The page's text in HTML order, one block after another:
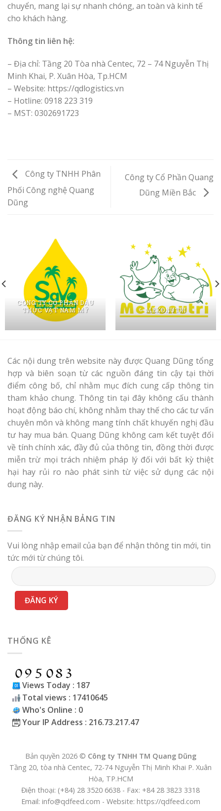
chuyển, mang lại sự nhanh chóng, an toàn và kinh tế
cho khách hàng.
Thông tin liên hệ:
– Địa chỉ: Tầng 20 Tòa nhà Centec, 72 – 74 Nguyễn Thị
Minh Khai, P. Xuân Hòa, Tp.HCM
– Website: https://qdlogistics.vn
– Hotline: 0918 223 319
– MST: 0302691723
Công ty TNHH Phân
Phối Công nghệ Quang
Dũng
Công ty Cổ Phần Quang
Dũng Miền Bắc
CÔNG TY CỔ PHẦN DẦU
THỰC VẬT NAM MỸ
MEKONUTRI
Các nội dung trên website này được Quang Dũng tổng
hợp và biên soạn từ các nguồn đáng tin cậy tại thời
điểm công bố, chỉ nhằm mục đích cung cấp thông tin
tham khảo chung. Thông tin tại đây không cấu thành
hoạt động báo chí, không nhằm thay thế cho các tư vấn
chuyên môn và không mang tính chất khuyến nghị đầu
tư hay mua bán. Quang Dũng không cam kết tuyệt đối
về tính chính xác, đầy đủ của thông tin, đồng thời được
miễn trừ mọi trách nhiệm pháp lý đối với bất kỳ thiệt
hại hay rủi ro nào phát sinh từ việc sử dụng các nội
dung này.
ĐĂNG KÝ NHẬN BẢNG TIN
Vui lòng nhập email của bạn để nhận thông tin mới, tin
tức mới từ chúng tôi.
THỐNG KÊ
Views Today : 187
Total views : 17410645
Who's Online : 0
Your IP Address : 216.73.217.47
Bản quyền 2026 © Công ty TNHH TM Quang Dũng
Tầng 20, tòa nhà Centec, 72-74 Nguyễn Thị Minh Khai P. Xuân
Hòa, TP.HCM
Điện thoại: (+84) 28 3520 6638 - Fax: +84 28 3823 3318
Email: info@qdfeed.com - Website: https://qdfeed.com